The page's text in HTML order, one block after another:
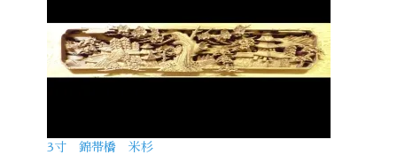
3寸 錦帯橋 米杉